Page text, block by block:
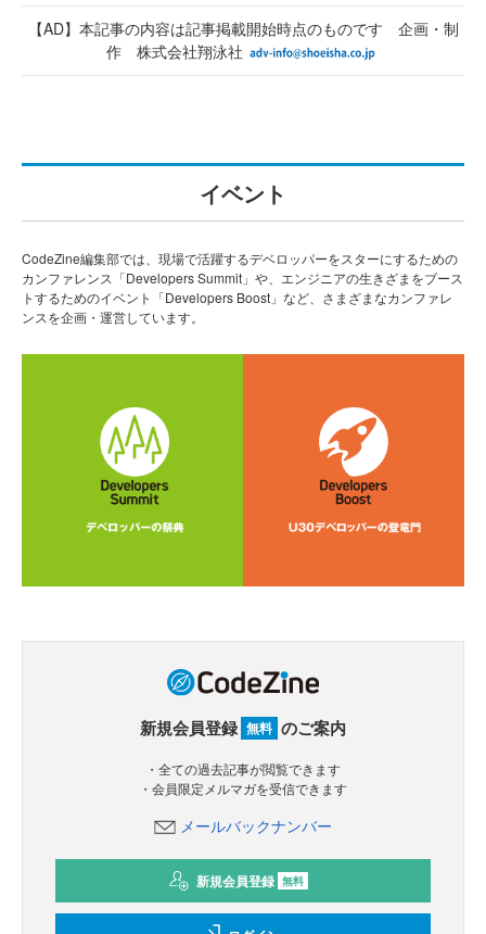
【AD】本記事の内容は記事掲載開始時点のものです 企画・制
作 株式会社翔泳社
イベント
CodeZine編集部では、現場で活躍するデベロッパーをスターにするための
カンファレンス「Developers Summit」や、エンジニアの生きざまをブース
トするためのイベント「Developers Boost」など、さまざまなカンファレ
ンスを企画・運営しています。
新規会員登録 無料 のご案内
・全ての過去記事が閲覧できます
・会員限定メルマガを受信できます
メールバックナンバー
新規会員登録 無料